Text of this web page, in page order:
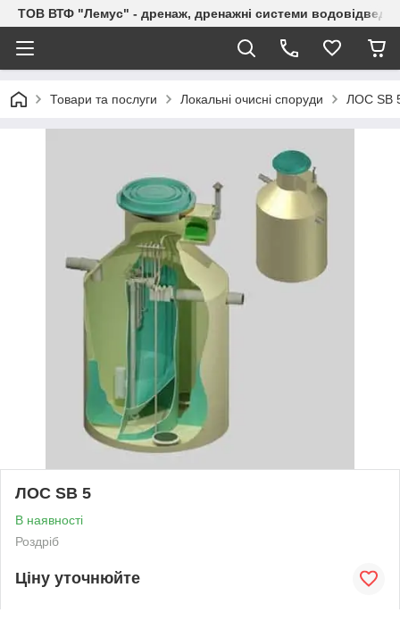
ТОВ ВТФ "Лемус" - дренаж, дренажні системи
Товари та послуги Локальні очисні споруди ЛОС ЅВ
ЛОС ЅВ 5
В наявності
Роздріб
Ціну уточнюйте